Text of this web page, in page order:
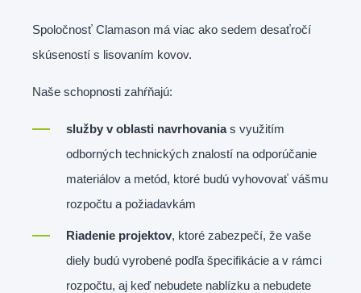
Spoločnosť Clamason má viac ako sedem desaťročí
skúseností s lisovaním kovov.
Naše schopnosti zahŕňajú:
služby v oblasti navrhovanias využitím
odborných technických znalostí na odporúčanie
materiálov a metód, ktoré budú vyhovovať vášmu
rozpočtu a požiadavkám
Riadenie projektov, ktoré zabezpečí, že vaše
diely budú vyrobené podľa špecifikácie a v rámci
rozpočtu, aj keď nebudete nablízku a nebudete